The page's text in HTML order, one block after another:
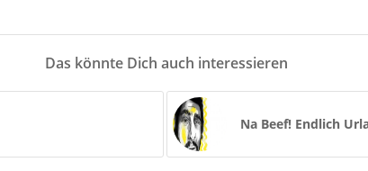
Das könnte Dich auch interessieren
Na Beef! Endlich